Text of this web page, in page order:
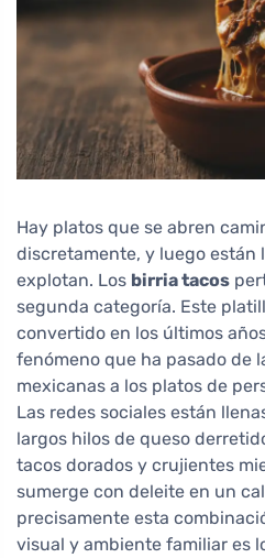
Hay platos que se abren
discretamente, y luego están
explotan. Los birria tacos
segunda categoría. Este
convertido en los últimos
fenómeno que ha pasado de
mexicanas a los platos de
Las redes sociales están
largos hilos de queso
tacos dorados y crujientes
sumerge con deleite en un
precisamente esta
visual y ambiente familiar es